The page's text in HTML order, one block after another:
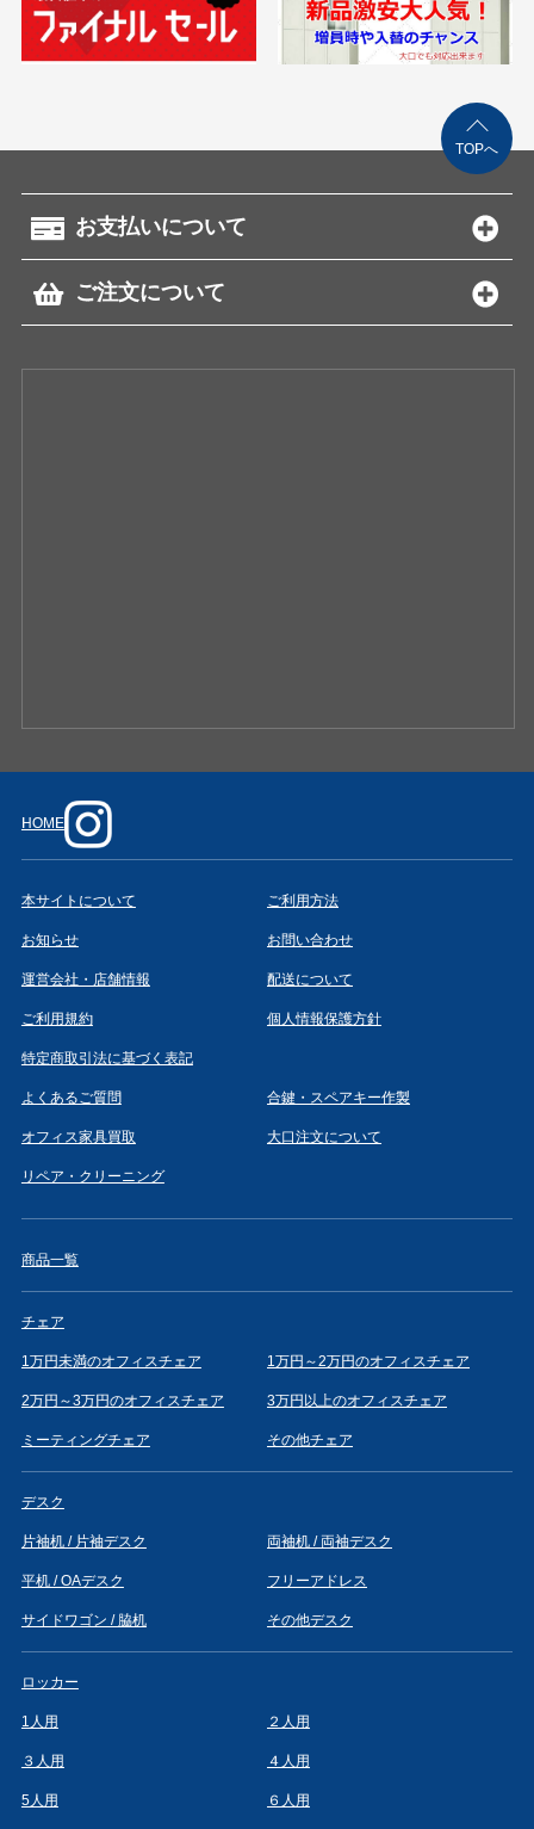
お支払いについて
ご注文について
HOME
本サイトについて ご利用方法
お知らせ お問い合わせ
運営会社・店舗情報 配送について
ご利用規約 個人情報保護方針
特定商取引法に基づく表記
よくあるご質問 合鍵・スペアキー作製
オフィス家具買取 大口注文について
リペア・クリーニング
商品一覧
チェア
1万円未満のオフィスチェア 1万円～2万円のオフィスチェア
2万円～3万円のオフィスチェア 3万円以上のオフィスチェア
ミーティングチェア その他チェア
デスク
片袖机 / 片袖デスク 両袖机 / 両袖デスク
平机 / OAデスク フリーアドレス
サイドワゴン / 脇机 その他デスク
ロッカー
1人用 ２人用
３人用 ４人用
5人用 ６人用
TOPへ